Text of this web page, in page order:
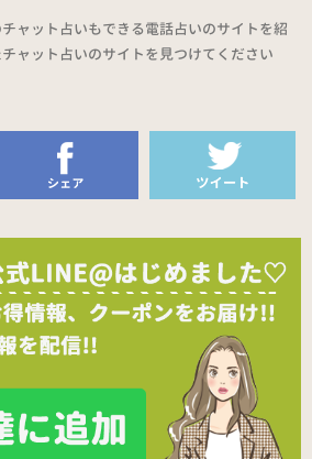
ャット占いもできる電話占いのサイトを紹
ャット占いのサイトを見つけてください